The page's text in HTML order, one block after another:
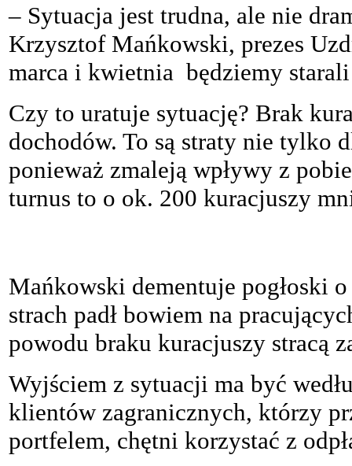
– Sytuacja jest trudna, ale nie
Krzysztof Mańkowski, prezes
marca i kwietnia będziemy
Czy to uratuje sytuację? Brak
dochodów. To są straty nie tylko
ponieważ zmaleją wpływy z
turnus to o ok. 200 kuracjuszy
Mańkowski dementuje pogłoski
strach padł bowiem na
powodu braku kuracjuszy stracą
Wyjściem z sytuacji ma być
klientów zagranicznych, którzy
portfelem, chętni korzystać z